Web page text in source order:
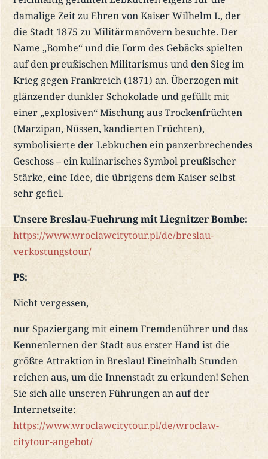
damalige Zeit zu Ehren von Kaiser Wilhelm I., der
die Stadt 1875 zu Militärmanövern besuchte. Der
Name „Bombe“ und die Form des Gebäcks spielten
auf den preußischen Militarismus und den Sieg im
Krieg gegen Frankreich (1871) an. Überzogen mit
glänzender dunkler Schokolade und gefüllt mit
einer „explosiven“ Mischung aus Trockenfrüchten
(Marzipan, Nüssen, kandierten Früchten),
symbolisierte der Lebkuchen ein panzerbrechendes
Geschoss – ein kulinarisches Symbol preußischer
Stärke, eine Idee, die übrigens dem Kaiser selbst
sehr gefiel.
Unsere Breslau-Fuehrung mit Liegnitzer Bombe:
https://www.wroclawcitytour.pl/de/breslau-
verkostungstour/
PS:
Nicht vergessen,
nur Spaziergang mit einem Fremdenührer und das
Kennenlernen der Stadt aus erster Hand ist die
größte Attraktion in Breslau! Eineinhalb Stunden
reichen aus, um die Innenstadt zu erkunden! Sehen
Sie sich alle unseren Führungen an auf der
Internetseite:
https://www.wroclawcitytour.pl/de/wroclaw-
citytour-angebot/